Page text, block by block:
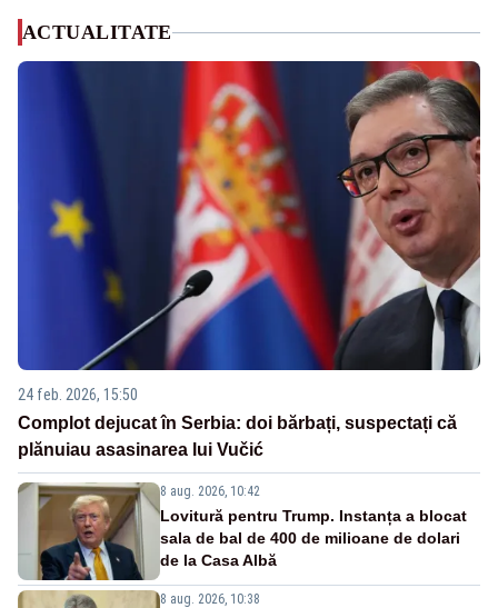
ACTUALITATE
24 feb. 2026, 15:50
Complot dejucat în Serbia: doi bărbați, suspectați că
plănuiau asasinarea lui Vučić
8 aug. 2026, 10:42
Lovitură pentru Trump. Instanța a blocat
sala de bal de 400 de milioane de dolari
de la Casa Albă
8 aug. 2026, 10:38